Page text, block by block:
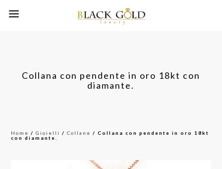
Collana con pendente in oro 18kt con
diamante.
Home /Gioielli /Collane / Collana con pendente in oro 18kt
con diamante.